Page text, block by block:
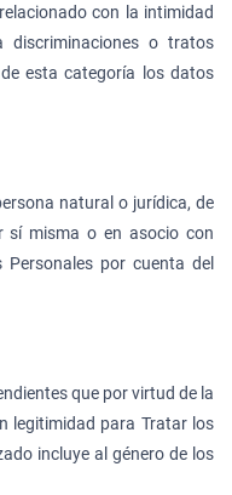
con la intimidad
o tratos
esta categoría los datos
natural o jurídica, de
sí misma o en asocio con
por cuenta del
que por virtud de la
legitimidad para Tratar los
incluye al género de los